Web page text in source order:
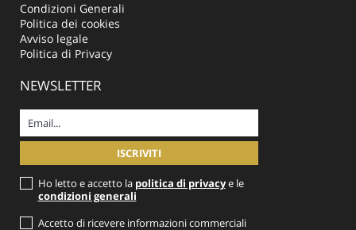
Condizioni Generali
Politica dei cookies
Avviso legale
Politica di Privacy
NEWSLETTER
Ho letto e accetto la politica di privacye le
condizioni generali
Accetto di ricevere informazioni commerciali